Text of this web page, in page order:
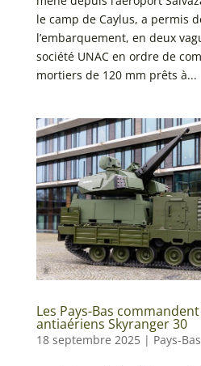
le camp de Caylus, a permis
l’embarquement, en deux
société UNAC en ordre de
mortiers de 120 mm prêts à...
Les Pays-Bas
antiaériens Skyranger 30
18 septembre 2025| Pays-Bas